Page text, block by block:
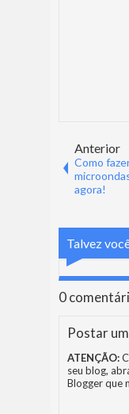
Anterior
Como
agora!
Talvez
0
Postar
ATENÇÃO:
seu blog,
Bloggerque